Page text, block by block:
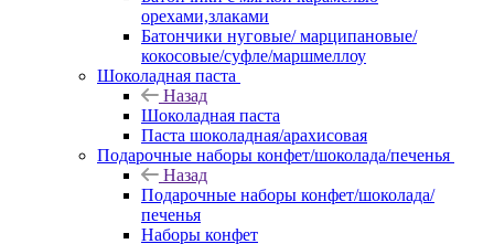
орехами,злаками
Батончики нуговые/ марципановые/
кокосовые/суфле/маршмеллоу
Шоколадная паста
Назад
Шоколадная паста
Паста шоколадная/арахисовая
Подарочные наборы конфет/шоколада/печенья
Назад
Подарочные наборы конфет/шоколада/
печенья
Наборы конфет